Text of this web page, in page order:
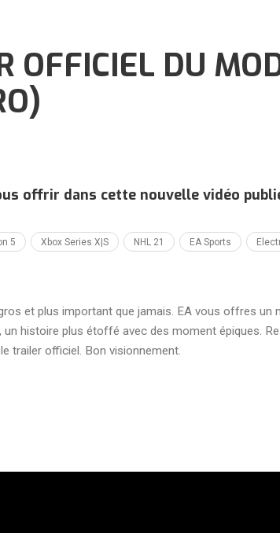
OFFICIEL DU
offrir dans cette nouvelle vidéo
5 Xbox Series X|S NHL 21 EA Sports
et plus important que jamais. EA vous offres un
histoire plus étoffé avec des moment épiques.
trailer officiel. Bon visionnement.